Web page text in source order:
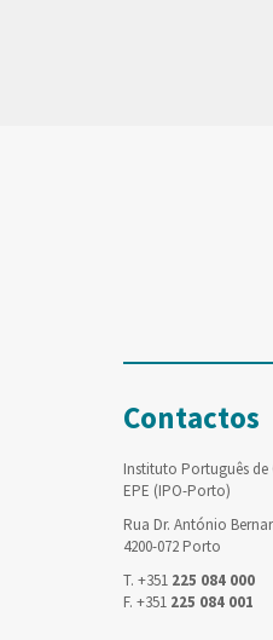
Contactos
Instituto Português
EPE (IPO-Porto)
Rua Dr. António
4200-072 Porto
T. +351 225 084 000
F. +351 225 084 001